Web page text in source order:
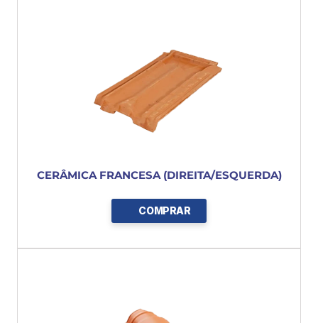
CERÂMICA FRANCESA (DIREITA/ESQUERDA)
COMPRAR